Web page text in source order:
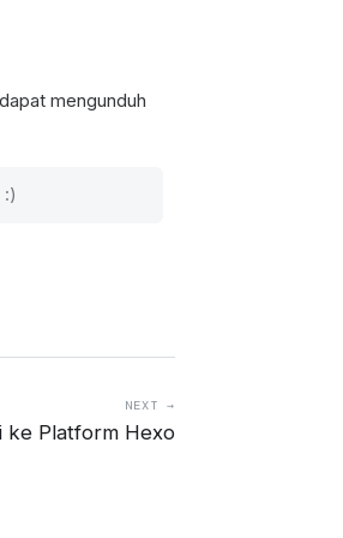
mengunduh
NEXT →
ke Platform Hexo